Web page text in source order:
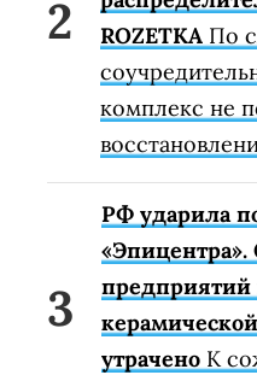
ROZETKA По
комплекс не
РФ ударила
предприятий
утрачено К